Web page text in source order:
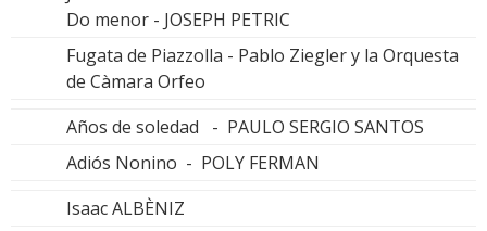
Do menor - JOSEPH PETRIC
Fugata de Piazzolla - Pablo Ziegler y la Orquesta
de Càmara Orfeo
Años de soledad - PAULO SERGIO SANTOS
Adiós Nonino - POLY FERMAN
Isaac ALBÈNIZ